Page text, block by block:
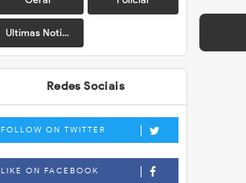
Ultimas Noticias
Redes Sociais
FOLLOW ON TWITTER
LIKE ON FACEBOOK